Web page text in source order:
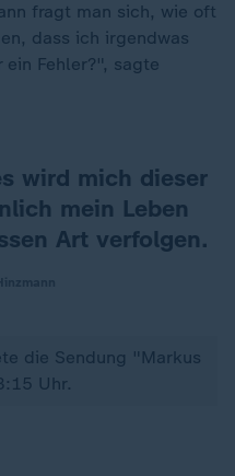
fragt man sich, wie oft
dass ich irgendwas
Fehler?", sagte
wird mich dieser
mein Leben
Art verfolgen.
die Sendung "Markus
Uhr.